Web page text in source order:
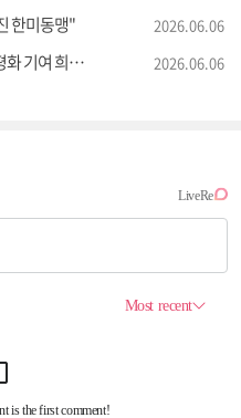
한미동맹" 2026.06.06
기여 희망" 2026.06.06